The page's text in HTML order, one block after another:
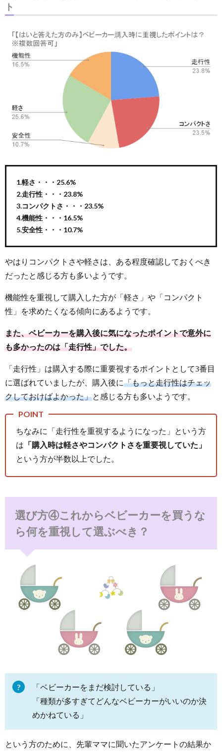
ト
1.軽さ・・・25.6%
2.走行性・・・23.8%
3.コンパクトさ・・・23.5%
4.機能性・・・16.5%
5.安全性・・・10.7%
やはりコンパクトさや軽さは、ある程度確認しておくべき
だったと感じる方も多いようです。
機能性を重視して購入した方が「軽さ」や「コンパクト
性」を求めたくなる傾向にあるようです。
また、ベビーカーを購入後に気になったポイントで意外に
も多かったのは「走行性」でした。
「走行性」は購入する際に重要視するポイントとして3番目
に選ばれていましたが、購入後に「もっと走行性はチェッ
クしておけばよかった」と感じる方も多いようです。
ちなみに「走行性を重視するようになった」という方
は 「購入時は軽さやコンパクトさを重要視していた」
という方が半数以上でした。
選び方④これからベビーカーを買うな
ら何を重視して選ぶべき？
「ベビーカーをまだ検討している」
「種類が多すぎてどんなベビーカーがいいのか決
めかねている」
という方のために、先輩ママに聞いたアンケートの結果か